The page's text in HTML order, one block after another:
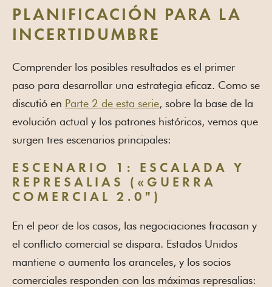
PLANIFICACIÓN PARA LA
INCERTIDUMBRE
Comprender los posibles resultados es el primer
paso para desarrollar una estrategia eficaz. Como se
discutió en Parte 2 de esta serie, sobre la base de la
evolución actual y los patrones históricos, vemos que
surgen tres escenarios principales:
ESCENARIO 1: ESCALADA Y
REPRESALIAS («GUERRA
COMERCIAL 2.0")
En el peor de los casos, las negociaciones fracasan y
el conflicto comercial se dispara. Estados Unidos
mantiene o aumenta los aranceles, y los socios
comerciales responden con las máximas represalias: